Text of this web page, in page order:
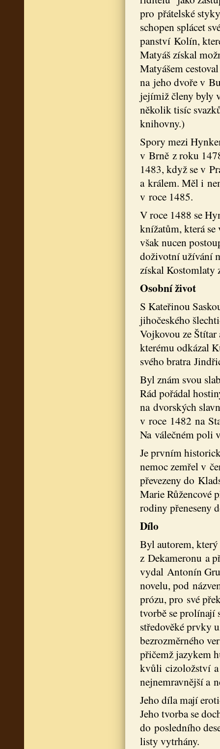
pro přátelské
schopen splácet
panství Kolín,
Matyáš získal
Matyášem
na jeho dvoře v
jejímiž členy byly
několik tisíc
knihovny.)
Spory mezi
v Brně z roku
1483, když se v
a králem. Měl i
v roce 1485.
V roce 1488 se
knížatům, která
však nucen
doživotní užívání
získal Kostomlaty
Osobní život
S Kateřinou
jihočeského
Vojkovou ze
kterému odkázal
svého bratra
Byl znám svou
Rád pořádal
na dvorských
v roce 1482 na
Na válečném poli
Je prvním
nemoc zemřel v
převezeny do
Marie Růžencové
rodiny přeneseny
Dílo
Byl autorem,
z Dekameronu a
vydal Antonín
novelu, pod
prózu, pro své
tvorbě se prolínají
středověké prvky
bezrozměrného
přičemž jazykem
kvůli cizoložství
nejnemravnější a
Jeho díla mají
Jeho tvorba se
do posledního
listy vytrhány.